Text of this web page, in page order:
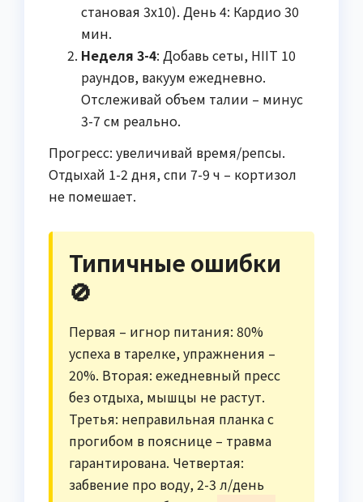
становая 3x10). День 4: Кардио 30
мин.
Неделя 3-4: Добавь сеты, HIIT 10
раундов, вакуум ежедневно.
Отслеживай объем талии – минус
3-7 см реально.
Прогресс: увеличивай время/репсы.
Отдыхай 1-2 дня, спи 7-9 ч – кортизол
не помешает.
Типичные ошибки
🚫
Первая – игнор питания: 80%
успеха в тарелке, упражнения –
20%. Вторая: ежедневный пресс
без отдыха, мышцы не растут.
Третья: неправильная планка с
прогибом в пояснице – травма
гарантирована. Четвертая:
забвение про воду, 2-3 л/день